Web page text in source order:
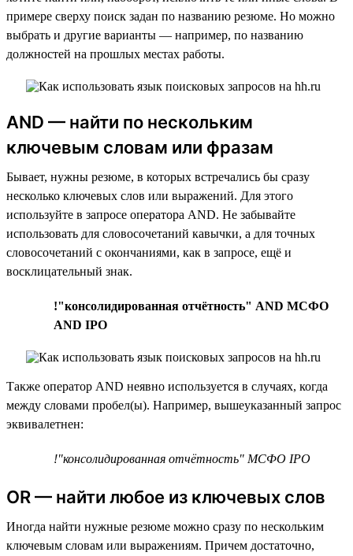
примере сверху поиск задан по названию резюме. Но можно
выбрать и другие варианты — например, по названию
должностей на прошлых местах работы.
AND — найти по нескольким
ключевым словам или фразам
Бывает, нужны резюме, в которых встречались бы сразу
несколько ключевых слов или выражений. Для этого
используйте в запросе оператора AND. Не забывайте
использовать для словосочетаний кавычки, а для точных
словосочетаний с окончаниями, как в запросе, ещё и
восклицательный знак.
!"консолидированная отчётность" AND МСФО
AND IPO
Также оператор AND неявно используется в случаях, когда
между словами пробел(ы). Например, вышеуказанный запрос
эквивалетнен:
!"консолидированная отчётность" МСФО IPO
OR — найти любое из ключевых слов
Иногда найти нужные резюме можно сразу по нескольким
ключевым словам или выражениям. Причем достаточно,